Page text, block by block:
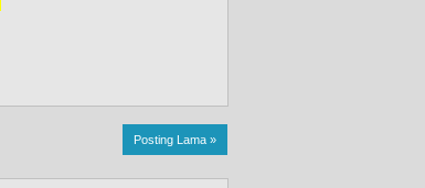
Posting Lama »